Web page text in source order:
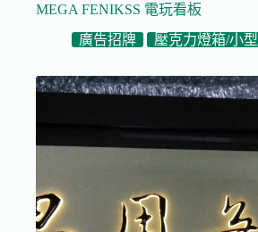
MEGA FENIKSS 電玩看板
廣告招牌
壓克力燈箱/小型